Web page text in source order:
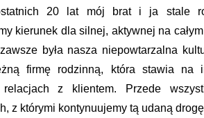
20 lat mój brat i ja stale
kierunek dla silnej, aktywnej na
była nasza niepowtarzalna
firmę rodzinną, która stawia na
z klientem. Przede
z którymi kontynuujemy tą udaną